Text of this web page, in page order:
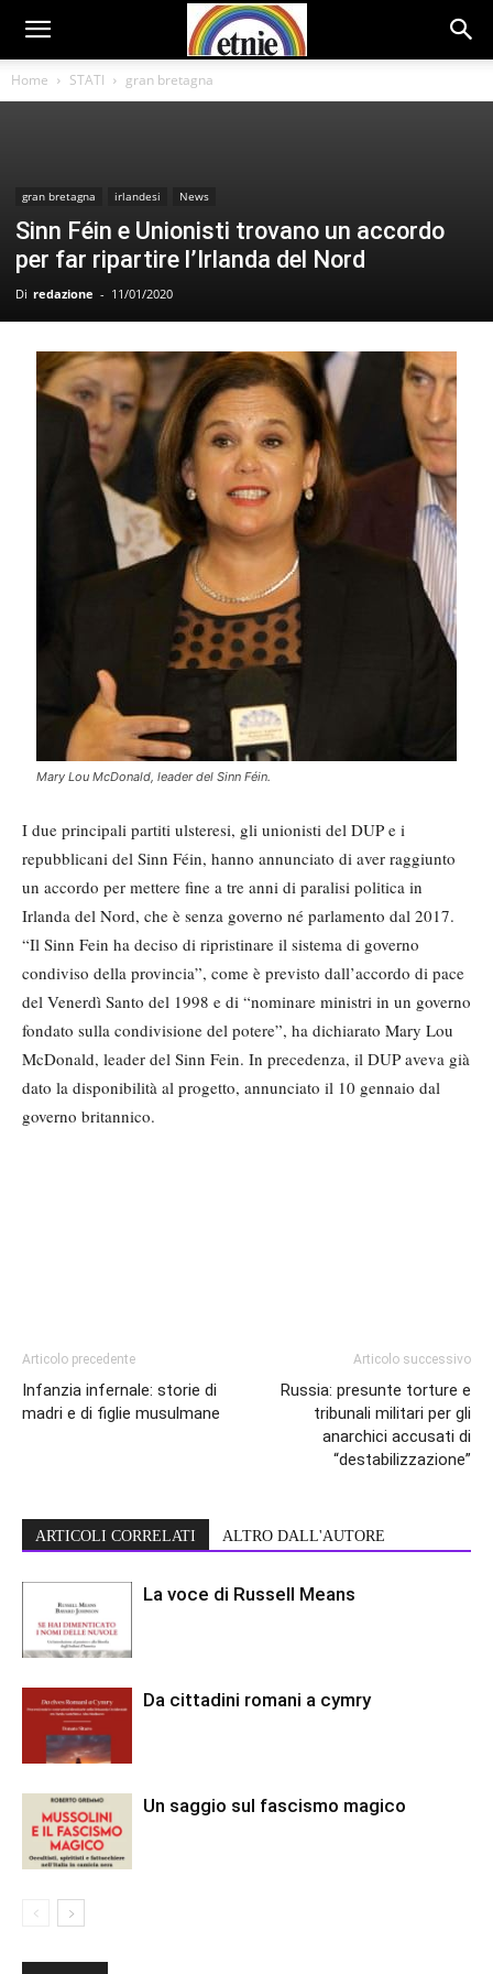
Home STATI gran bretagna
gran bretagna irlandesi News
Sinn Féin e Unionisti trovano un accordo
per far ripartire l’Irlanda del Nord
Di redazione - 11/01/2020
Mary Lou McDonald, leader del Sinn Féin.
I due principali partiti ulsteresi, gli unionisti del DUP e i
repubblicani del Sinn Féin, hanno annunciato di aver raggiunto
un accordo per mettere fine a tre anni di paralisi politica in
Irlanda del Nord, che è senza governo né parlamento dal 2017.
“Il Sinn Fein ha deciso di ripristinare il sistema di governo
condiviso della provincia”, come è previsto dall’accordo di pace
del Venerdì Santo del 1998 e di “nominare ministri in un governo
fondato sulla condivisione del potere”, ha dichiarato Mary Lou
McDonald, leader del Sinn Fein. In precedenza, il DUP aveva già
dato la disponibilità al progetto, annunciato il 10 gennaio dal
governo britannico.
Articolo precedente
Infanzia infernale: storie di
madri e di figlie musulmane
Articolo successivo
Russia: presunte torture e
tribunali militari per gli
anarchici accusati di
“destabilizzazione”
ARTICOLI CORRELATI ALTRO DALL'AUTORE
La voce di Russell Means
Da cittadini romani a cymry
Un saggio sul fascismo magico